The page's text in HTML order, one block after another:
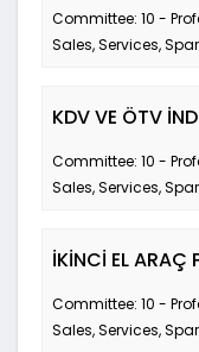
Committee: 10 -
Sales, Services,
KDV VE ÖTV
Committee: 10 -
Sales, Services,
İKİNCİ EL ARAÇ
Committee: 10 -
Sales, Services,